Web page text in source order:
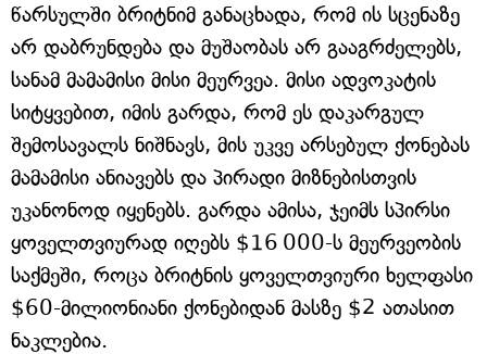
წარსულში ბრიტნიმ განაცხადა, რომ ის სცენაზე
არ დაბრუნდება და მუშაობას არ გააგრძელებს,
სანამ მამამისი მისი მეურვეა. მისი ადვოკატის
სიტყვებით, იმის გარდა, რომ ეს დაკარგულ
შემოსავალს ნიშნავს, მის უკვე არსებულ ქონებას
მამამისი ანიავებს და პირადი მიზნებისთვის
უკანონოდ იყენებს. გარდა ამისა, ჯეიმს სპირსი
ყოველთვიურად იღებს $16 000-ს მეურვეობის
საქმეში, როცა ბრიტნის ყოველთვიური ხელფასი
$60-მილიონიანი ქონებიდან მასზე $2 ათასით
ნაკლებია.